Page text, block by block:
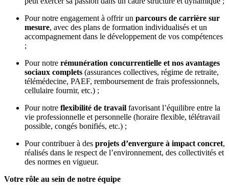
Pour notre engagement à offrir un parcours de carrière sur
mesure, avec des plans de formation individualisés et un
accompagnement dans le développement de vos compétences
;
Pour notre rémunération concurrentielle et nos avantages
sociaux complets (assurances collectives, régime de retraite,
télémédecine, PAEF, remboursement de frais professionnels,
cellulaire fournir, etc.) ;
Pour notre flexibilité de travail favorisant l’équilibre entre la
vie professionnelle et personnelle (horaire flexible, télétravail
possible, congés bonifiés, etc.) ;
Pour contribuer à des projets d’envergure à impact concret,
réalisés dans le respect de l’environnement, des collectivités et
des normes en vigueur.
Votre rôle au sein de notre équipe